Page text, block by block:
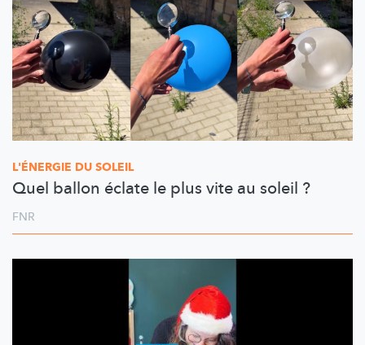
L'ÉNERGIE DU SOLEIL
Quel ballon éclate le plus vite au soleil ?
FNR